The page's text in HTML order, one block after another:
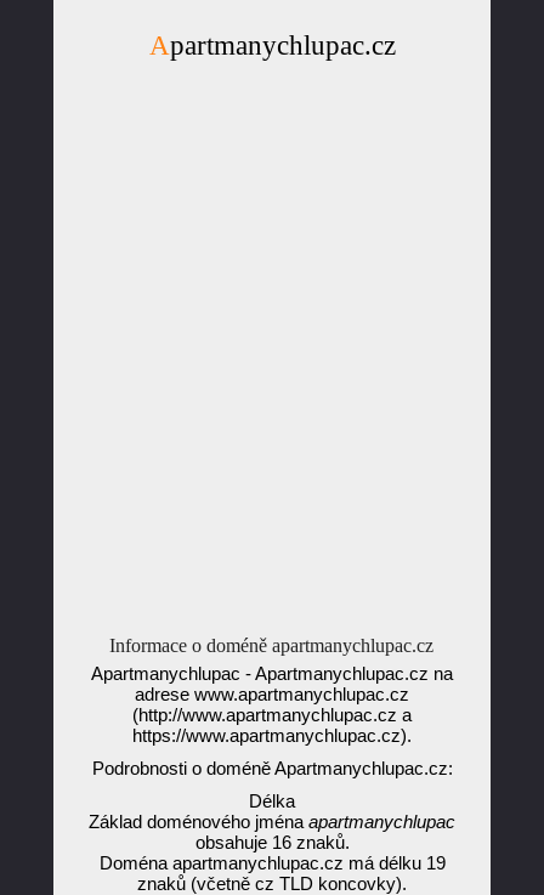
Apartmanychlupac.cz
Informace o doméně apartmanychlupac.cz
Apartmanychlupac - Apartmanychlupac.cz na
adrese www.apartmanychlupac.cz
(http://www.apartmanychlupac.cz a
https://www.apartmanychlupac.cz).
Podrobnosti o doméně Apartmanychlupac.cz:
Délka
Základ doménového jména apartmanychlupac
obsahuje 16 znaků.
Doména apartmanychlupac.cz má délku 19
znaků (včetně cz TLD koncovky).